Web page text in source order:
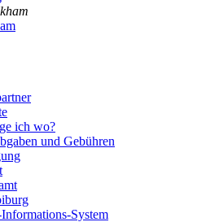
ich wo?
und Gebühren
System